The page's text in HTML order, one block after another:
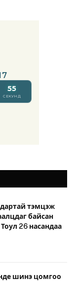
тэмцэж
байсан
26 насандаа
шинэ цомгоо